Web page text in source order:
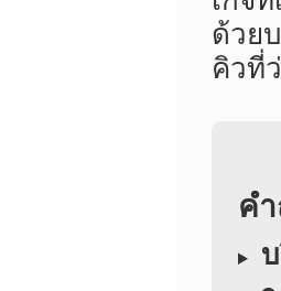
ด้วย
คิวที่
ค